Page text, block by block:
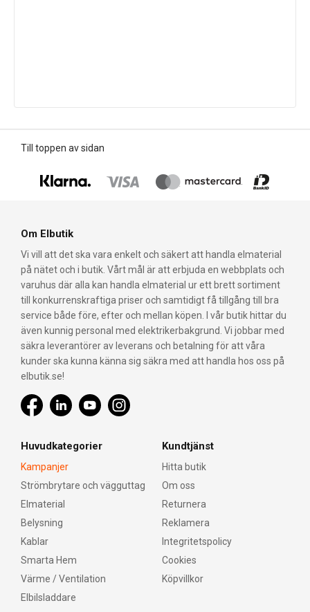
Till toppen av sidan
Om Elbutik
Vi vill att det ska vara enkelt och säkert att handla elmaterial
på nätet och i butik. Vårt mål är att erbjuda en webbplats och
varuhus där alla kan handla elmaterial ur ett brett sortiment
till konkurrenskraftiga priser och samtidigt få tillgång till bra
service både före, efter och mellan köpen. I vår butik hittar du
även kunnig personal med elektrikerbakgrund. Vi jobbar med
säkra leverantörer av leverans och betalning för att våra
kunder ska kunna känna sig säkra med att handla hos oss på
elbutik.se!
Huvudkategorier
Kampanjer
Strömbrytare och vägguttag
Elmaterial
Belysning
Kablar
Smarta Hem
Värme / Ventilation
Elbilsladdare
Kundtjänst
Hitta butik
Om oss
Returnera
Reklamera
Integritetspolicy
Cookies
Köpvillkor